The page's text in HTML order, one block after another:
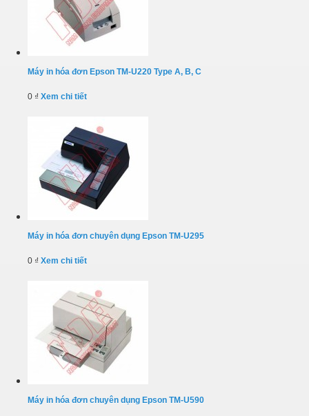
Máy in hóa đơn Epson TM-U220 Type A, B, C
0 ₫ Xem chi tiết
Máy in hóa đơn chuyên dụng Epson TM-U295
0 ₫ Xem chi tiết
Máy in hóa đơn chuyên dụng Epson TM-U590